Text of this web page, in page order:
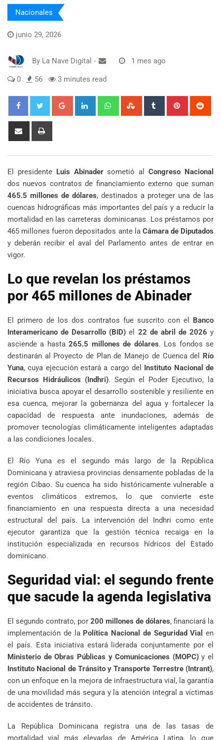
Nacionales
junio 29, 2026
By La Nave Digital - 1 mes ago
0 56 3 minutes read
Google+ LinkedIn WhatsappStumbleUpon
Tumblr Pinterest
Share
El presidente Luis Abinadersometió alCongreso Nacional
dos nuevos contratos de financiamiento externo que suman
465.5 millones de dólares, destinados a proteger una de las
cuencas hidrográficas más importantes del país y a reducir la
mortalidad en las carreteras dominicanas. Los préstamos por
465 millones fueron depositados ante la Cámara de Diputados
y deberán recibir el aval del Parlamento antes de entrar en
vigor.
Lo que revelan los préstamos
por 465 millones de Abinader
El primero de los dos contratos fue suscrito con el Banco
Interamericano de Desarrollo (BID) el 22 de abril de 2026 y
asciende a hasta265.5 millones de dólares. Los fondos se
destinarán al Proyecto de Plan de Manejo de Cuenca del Río
Yuna, cuya ejecución estará a cargo del Instituto Nacional de
Recursos Hidráulicos (Indhri). Según el Poder Ejecutivo, la
iniciativa busca apoyar el desarrollo sostenible y resiliente en
esa cuenca, mejorar la gobernanza del agua y fortalecer la
capacidad de respuesta ante inundaciones, además de
promover tecnologías climáticamente inteligentes adaptadas
a las condiciones locales.
El Río Yuna es el segundo más largo de la República
Dominicana y atraviesa provincias densamente pobladas de la
región Cibao. Su cuenca ha sido históricamente vulnerable a
eventos climáticos extremos, lo que convierte este
financiamiento en una respuesta directa a una necesidad
estructural del país. La intervención del Indhri como ente
ejecutor garantiza que la gestión técnica recaiga en la
institución especializada en recursos hídricos del Estado
dominicano.
Seguridad vial: el segundo frente
que sacude la agenda legislativa
El segundo contrato, por 200 millones de dólares, financiará la
implementación de la Política Nacional de Seguridad Vial en
el país. Esta iniciativa estará liderada conjuntamente por el
Ministerio de Obras Públicas y Comunicaciones (MOPC)y el
Instituto Nacional de Tránsito y Transporte Terrestre (Intrant),
con un enfoque en la mejora de infraestructura vial, la garantía
de una movilidad más segura y la atención integral a víctimas
de accidentes de tránsito.
La República Dominicana registra una de las tasas de
mortalidad vial más elevadas de América Latina, lo que